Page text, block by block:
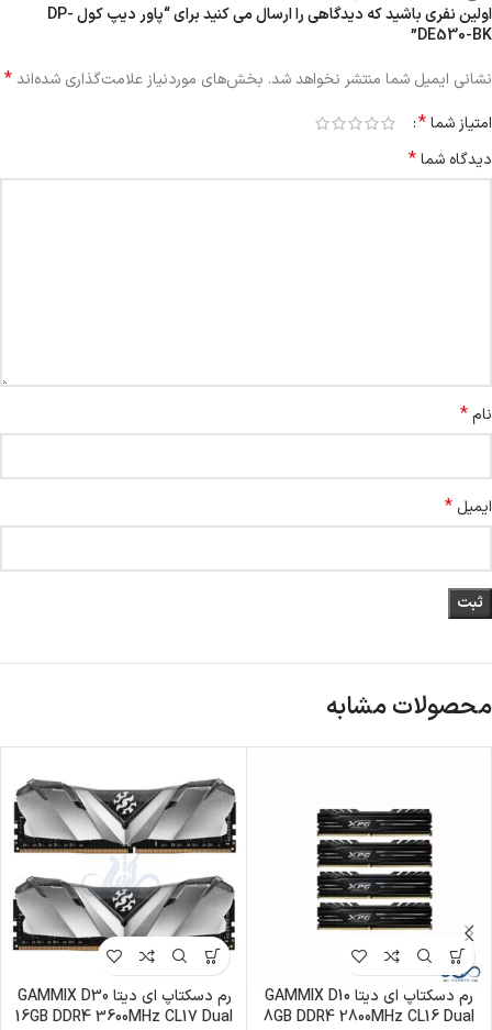
اولین نفری باشید که دیدگاهی را ارسال می کنید برای “پاور دیپ کول DP-
DE530-BK”
نشانی ایمیل شما منتشر نخواهد شد. بخش‌های موردنیاز علامت‌گذاری شده‌اند*
امتیاز شما*
دیدگاه شما*
نام*
ایمیل *
محصولات مشابه
رم دسکتاپ ای دیتا GAMMIX D10
8GB DDR4 2800MHz CL16 Dual
رم دسکتاپ ای دیتا GAMMIX D30
16GB DDR4 3600MHz CL17 Dual